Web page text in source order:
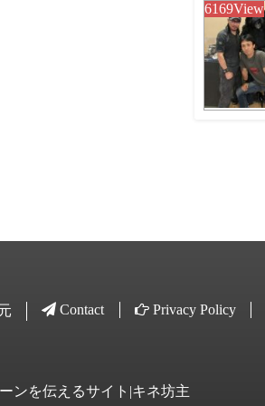
6169View
Contact Privacy Policy
ンを伝えるサイト|キネ坊主